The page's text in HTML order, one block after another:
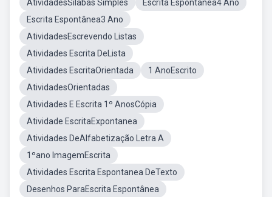
AtividadesSilabas Simples
Escrita Espontânea4 Ano
Escrita Espontânea3 Ano
AtividadesEscrevendo Listas
Atividades Escrita DeLista
Atividades EscritaOrientada
1 AnoEscrito
AtividadesOrientadas
Atividades E Escrita 1º AnosCópia
Atividade EscritaExpontanea
Atividades DeAlfabetização Letra A
1ºano ImagemEscrita
Atividades Escrita Espontanea DeTexto
Desenhos ParaEscrita Espontânea